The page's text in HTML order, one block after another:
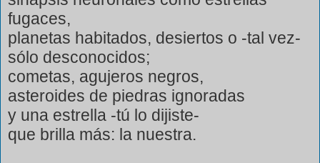
fugaces,
planetas habitados, desiertos o -tal vez-
sólo desconocidos;
cometas, agujeros negros,
asteroides de piedras ignoradas
y una estrella -tú lo dijiste-
que brilla más: la nuestra.